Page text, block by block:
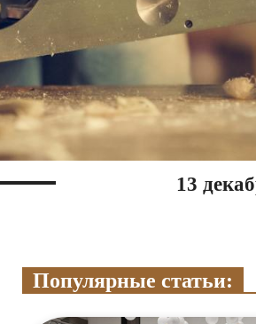
13
Популярные статьи: